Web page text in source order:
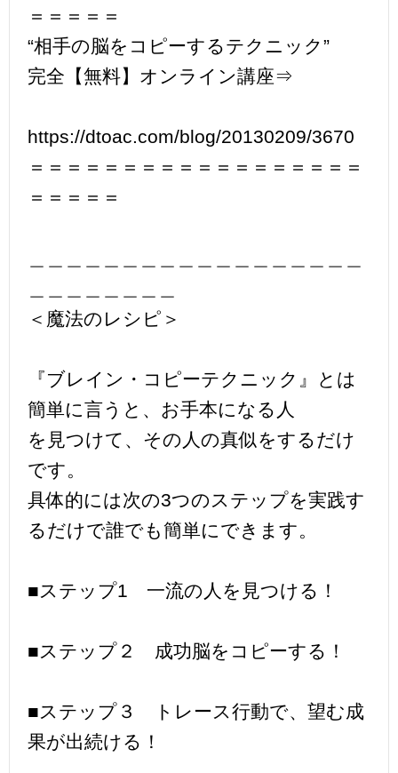
＝＝＝＝＝
“相手の脳をコピーするテクニック”
完全【無料】オンライン講座⇒
https://dtoac.com/blog/20130209/3670
＝＝＝＝＝＝＝＝＝＝＝＝＝＝＝＝＝＝
＝＝＝＝＝
＜魔法のレシピ＞
『ブレイン・コピーテクニック』とは
簡単に言うと、お手本になる人
を見つけて、その人の真似をするだけ
です。
具体的には次の3つのステップを実践す
るだけで誰でも簡単にできます。
■ステップ1 一流の人を見つける！
■ステップ２ 成功脳をコピーする！
■ステップ３ トレース行動で、望む成
果が出続ける！